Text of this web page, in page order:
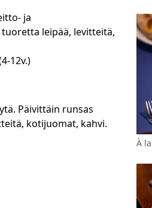
ja
leipää, levitteitä,
12v.)
Päivittäin runsas
kotijuomat, kahvi.
À